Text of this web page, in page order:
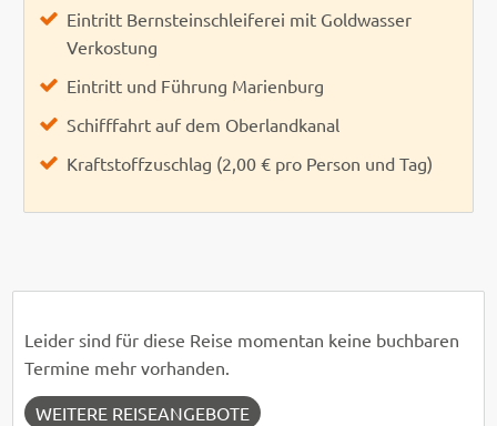
Eintritt Bernsteinschleiferei mit Goldwasser
Verkostung
Eintritt und Führung Marienburg
Schifffahrt auf dem Oberlandkanal
Kraftstoffzuschlag (2,00 € pro Person und Tag)
Leider sind für diese Reise momentan keine buchbaren
Termine mehr vorhanden.
WEITERE REISEANGEBOTE